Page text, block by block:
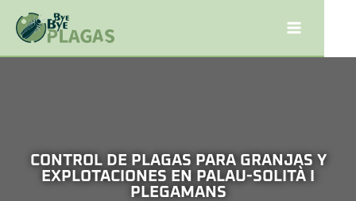
CONTROL DE PLAGAS PARA GRANJAS Y
EXPLOTACIONES EN PALAU-SOLITÀ I
PLEGAMANS